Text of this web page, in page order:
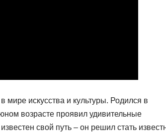
мире искусства и культуры. Родился в
возрасте проявил удивительные
свой путь – он решил стать